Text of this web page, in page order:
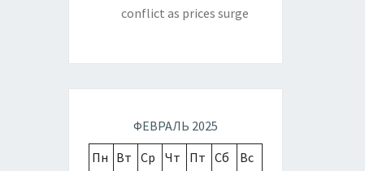
conflict as prices surge
ФЕВРАЛЬ 2025
Пн Вт Ср Чт Пт Сб Вс